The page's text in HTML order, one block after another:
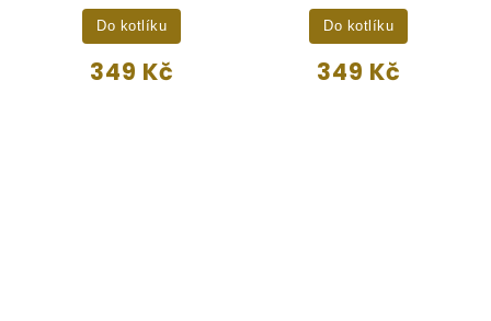
349 Kč
Do kotlíku
349 Kč
Do kotlíku